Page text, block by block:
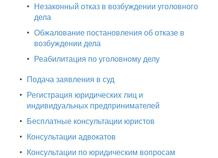
• Незаконный отказ в возбуждении уголовного
дела
• Обжалование постановления об отказе в
возбуждении дела
• Реабилитация по уголовному делу
• Подача заявления в суд
• Регистрация юридических лиц и
индивидуальных предпринимателей
• Бесплатные консультации юристов
• Консультации адвокатов
• Консультации по юридическим вопросам